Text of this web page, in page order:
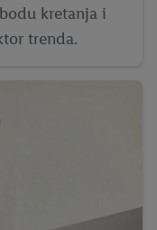
kretanja i
trenda.